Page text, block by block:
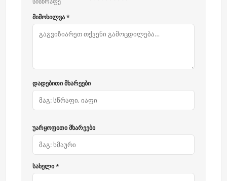
მიმოხილვა *
დადებითი მხარეები
უარყოფითი მხარეები
სახელი *